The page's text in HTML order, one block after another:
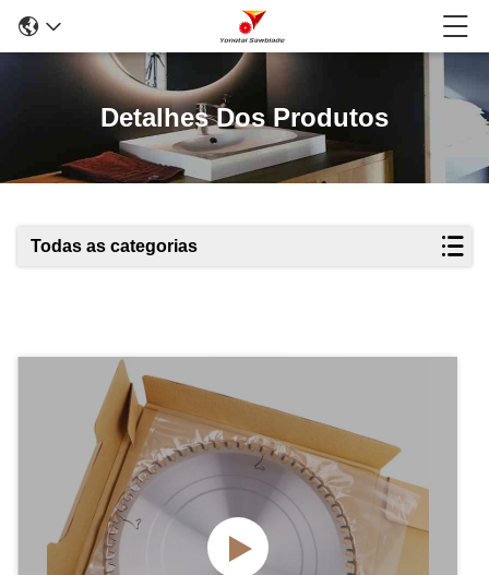
Detalhes Dos Produtos
Todas as categorias